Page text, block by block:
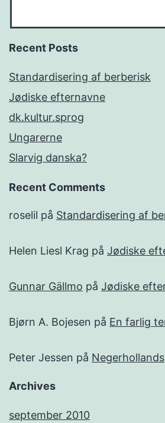
Recent Posts
Standardisering af berberisk
Jødiske efternavne
dk.kultur.sprog
Ungarerne
Slarvig danska?
Recent Comments
roselil på Standardisering af
Helen Liesl Krag på Jødiske
Gunnar Gällmo på Jødiske
Bjørn A. Bojesen på En farlig
Peter Jessen på Negerhollands
Archives
september 2010